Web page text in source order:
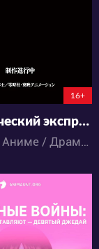
16+
Галактический экспресс 999
Анонсы / Аниме / Драма / Космос / Приключения / Сёнэн / Фантастика